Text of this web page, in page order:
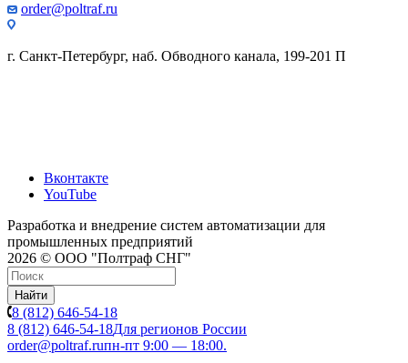
order@poltraf.ru
г. Санкт-Петербург, наб. Обводного канала, 199-201 П
Вконтакте
YouTube
Разработка и внедрение систем автоматизации для
промышленных предприятий
2026 © ООО "Полтраф СНГ"
Найти
8 (812) 646-54-18
8 (812) 646-54-18Для регионов России
order@poltraf.ruпн-пт 9:00 — 18:00.